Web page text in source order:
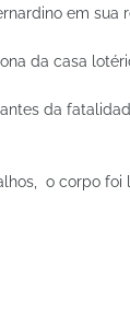
em sua
da casa
da
o corpo foi